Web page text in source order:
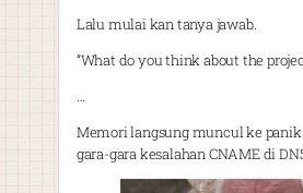
Lalu mulai kan tanya jawab.
”What do you think about the
…
Memori langsung muncul ke
gara-gara kesalahan CNAME di